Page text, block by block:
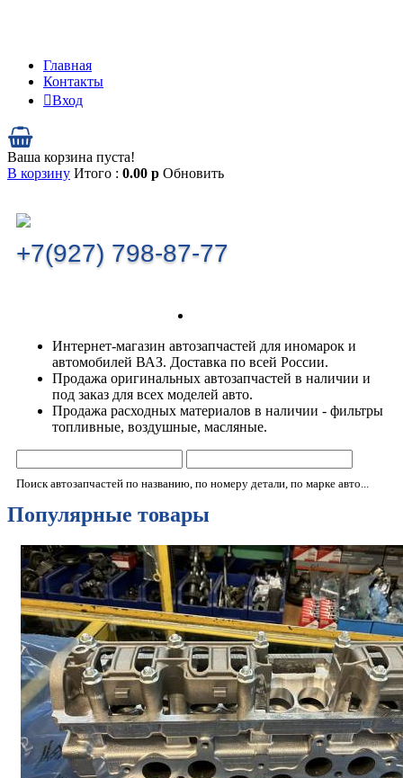
Главная
Контакты
Вход
Ваша корзина пуста!
В корзину Итого : 0.00 р Обновить
+7(927) 798-87-77
Интернет-магазин автозапчастей для иномарок и
автомобилей ВАЗ. Доставка по всей России.
Продажа оригинальных автозапчастей в наличии и
под заказ для всех моделей авто.
Продажа расходных материалов в наличии - фильтры
топливные, воздушные, масляные.
Поиск автозапчастей по названию, по номеру детали, по марке авто...
Популярные товары